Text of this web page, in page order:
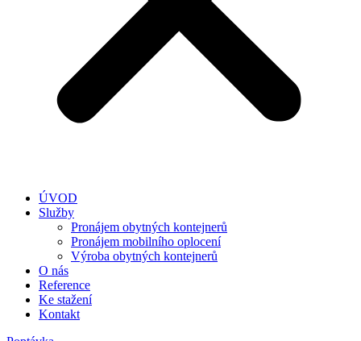
ÚVOD
Služby
Pronájem obytných kontejnerů
Pronájem mobilního oplocení
Výroba obytných kontejnerů
O nás
Reference
Ke stažení
Kontakt